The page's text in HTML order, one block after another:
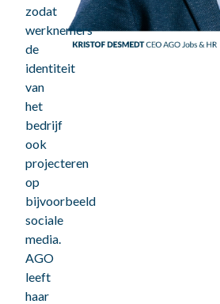
zodat
werknemers
de
identiteit
van
het
bedrijf
ook
projecteren
op
bijvoorbeeld
sociale
media.
AGO
leeft
haar